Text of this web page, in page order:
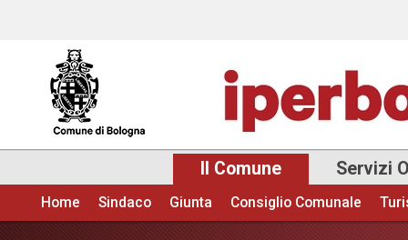
Il Comune Servizi
Menu principale
Home Sindaco Giunta Consiglio Comunale